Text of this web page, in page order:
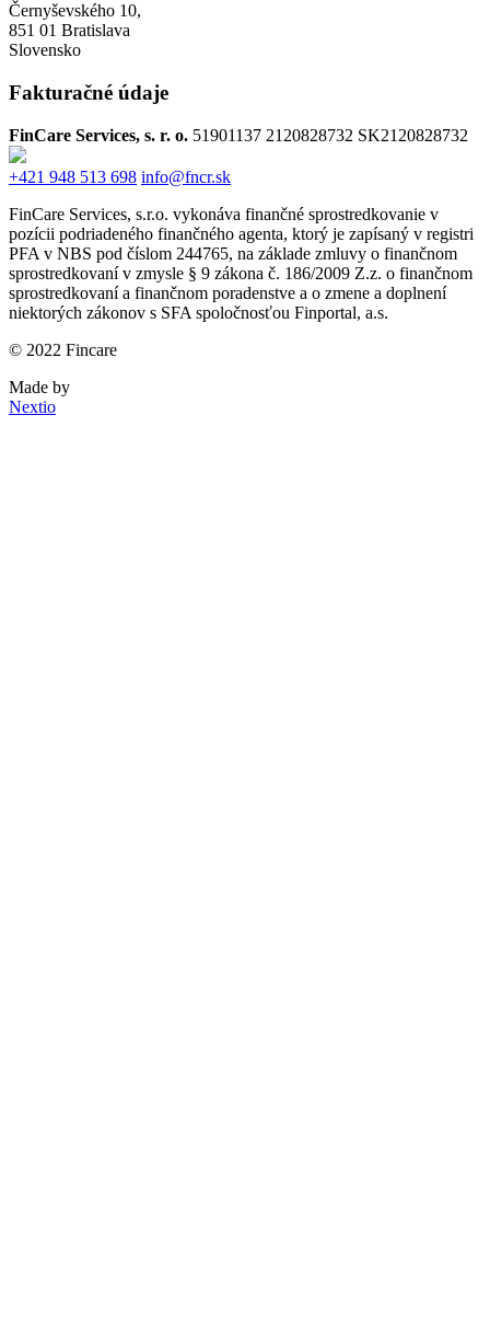
Černyševského 10,
851 01 Bratislava
Slovensko
Fakturačné údaje
FinCare Services, s. r. o. 51901137 2120828732 SK2120828732
+421 948 513 698 info@fncr.sk
FinCare Services, s.r.o. vykonáva finančné sprostredkovanie v
pozícii podriadeného finančného agenta, ktorý je zapísaný v registri
PFA v NBS pod číslom 244765, na základe zmluvy o finančnom
sprostredkovaní v zmysle § 9 zákona č. 186/2009 Z.z. o finančnom
sprostredkovaní a finančnom poradenstve a o zmene a doplnení
niektorých zákonov s SFA spoločnosťou Finportal, a.s.
© 2022 Fincare
Made by
Nextio